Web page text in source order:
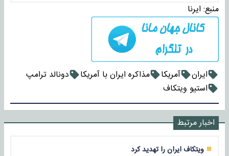
منبع: ایرنا
ایران آمریکا مذاکره ایران با آمریکا
دونالد ترامپ
استیو ویتکاف
اخبار مرتبط
ویتکاف ایران را تهدید کرد